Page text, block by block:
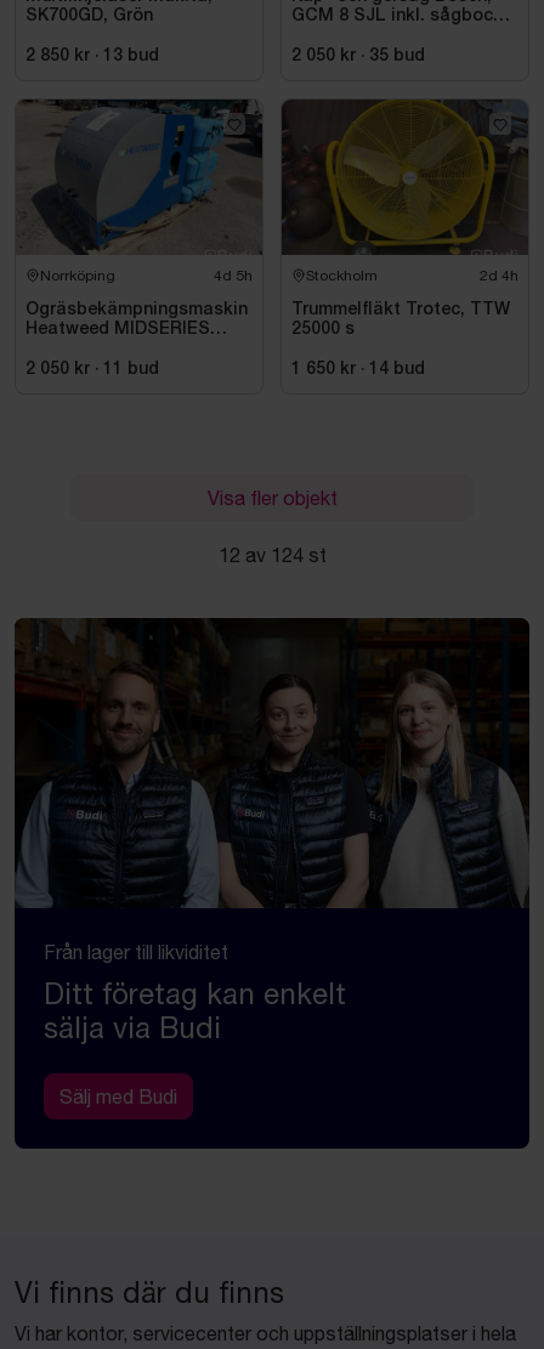
SK700GD, Grön
2 850 kr · 13 bud
GCM 8 SJL inkl. sågbock
2 050 kr · 35 bud
Norrköping 4d 5h
Ogräsbekämpningsmaskin
Heatweed MIDSERIES
2 050 kr · bud
Stockholm 2d 4h
Trummelfläkt Trotec, TTW
25000 s
1 650 kr · 14 bud
Visa fler objekt
12 av 124 st
Från lager till likviditet
Ditt företag kan enkelt
sälja via Budi
Sälj med Budi
Vi finns där du finns
Vi har kontor, servicecenter och uppställningsplatser i hela